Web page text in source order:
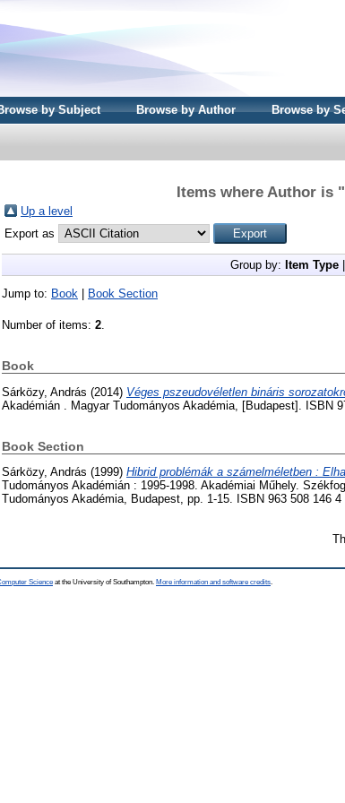
by Subject Browse by Author Browse by
Items where Author is "
Up a level
Export as
Group by: Item Type
Jump to: Book Book Section
Number of items: 2
Book
Sárközy, András (2014) Véges pszeudovéletlen bináris
Akadémián . Magyar Tudományos Akadémia, [Budapest]. ISBN
Book Section
Sárközy, András (1999) Hibrid problémák a számelméletben :
Tudományos Akadémián : 1995-1998. Akadémiai Műhely.
Tudományos Akadémia, Budapest, pp. 1-15. ISBN 963 508 146 4
Science at the University of Southampton. More information and software credits